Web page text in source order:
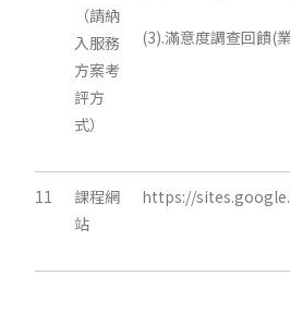
（請納
入服務
方案考
評方
式）
(3).滿意度調查回饋(
11
課程網
站
https://